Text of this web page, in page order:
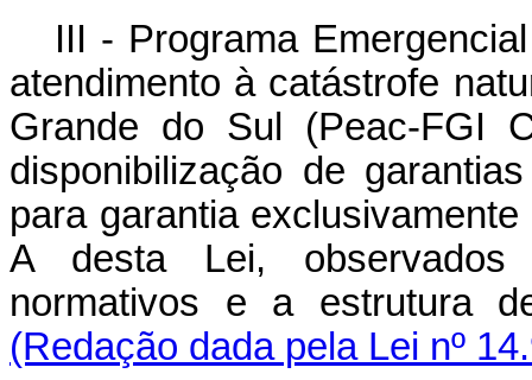
III - Programa
atendimento à catástrofe
Grande do Sul (Peac-FGI
disponibilização de
para garantia
A desta Lei, observados
normativos e a
(Redação dada pela Lei nº